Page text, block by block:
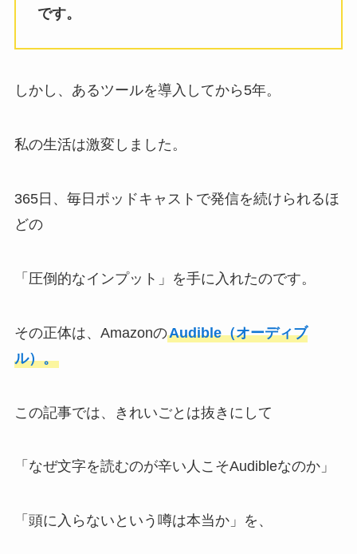
です。
しかし、あるツールを導入してから5年。
私の生活は激変しました。
365日、毎日ポッドキャストで発信を続けられるほ
どの
「圧倒的なインプット」を手に入れたのです。
その正体は、AmazonのAudible（オーディブ
ル）。
この記事では、きれいごとは抜きにして
「なぜ文字を読むのが辛い人こそAudibleなのか」
「頭に入らないという噂は本当か」を、